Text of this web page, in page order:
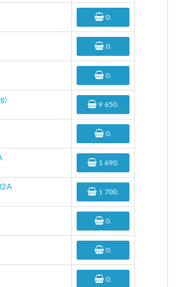
0
0
0
9 650
0
1 690
1 700
0
0
0